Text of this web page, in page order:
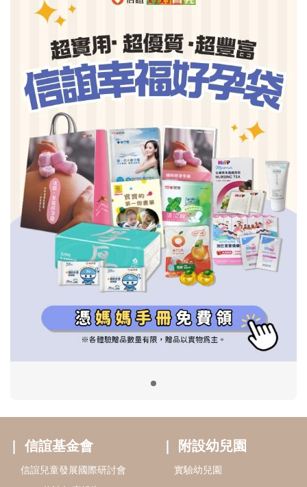
信誼基金會
2022信誼年度報告
2023信誼年度報告
2024信誼年度報告
好孕袋
分齡育兒電子報
附設幼兒園
小袋鼠幼師網